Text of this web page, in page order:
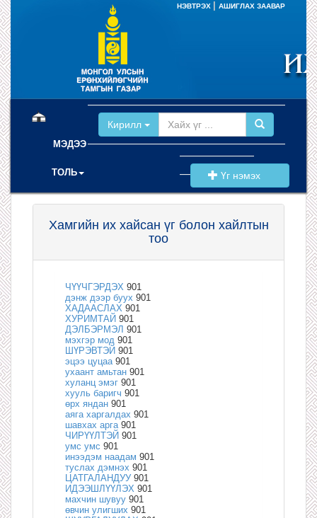
НЭВТРЭХ АШИГЛАХ ЗААВАР
МЭДЭЭ
ТОЛЬ
Кирилл
Үг нэмэх
Хамгийн их хайсан үг болон хайлтын
тоо
ЧҮҮЧГЭРДЭХ 901
дэнж дээр буух 901
ХАДААСЛАХ 901
ХУРИМТАЙ 901
ДЭЛБЭРМЭЛ 901
мэхгэр мод 901
ШҮРЭВТЭЙ 901
эцээ цуцаа 901
ухаант амьтан 901
хуланц эмэг 901
хууль баригч 901
өрх яндан 901
аяга харгалдах 901
шавхах арга 901
ЧИРҮҮЛТЭЙ 901
умс умс 901
инээдэм наадам 901
туслах дэмнэх 901
ЦАТГАЛАНДУУ 901
ИДЭЭШЛҮҮЛЭХ 901
махчин шувуу 901
өвчин улигших 901